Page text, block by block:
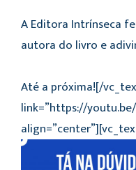
A Editora Intrínseca
autora do livro e
Até a próxima![/
link=”https://